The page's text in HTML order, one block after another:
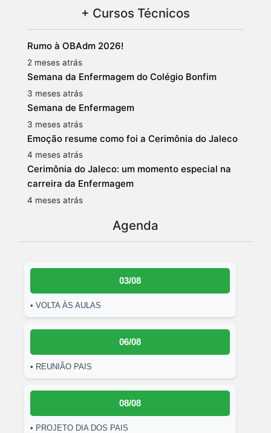
+ Cursos Técnicos
Rumo à OBAdm 2026!
2 meses atrás
Semana da Enfermagem do Colégio Bonfim
3 meses atrás
Semana de Enfermagem
3 meses atrás
Emoção resume como foi a Cerimônia do Jaleco
4 meses atrás
Cerimônia do Jaleco: um momento especial na
carreira da Enfermagem
4 meses atrás
Agenda
03/08
• VOLTA ÀS AULAS
06/08
• REUNIÃO PAIS
08/08
• PROJETO DIA DOS PAIS